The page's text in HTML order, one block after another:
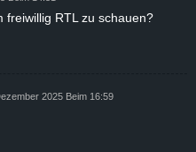
freiwillig RTL zu schauen?
2025 Beim 16:59